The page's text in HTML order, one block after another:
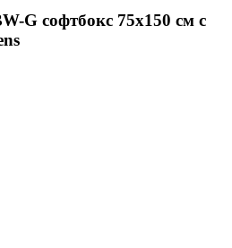
G софтбокс 75х150 см с